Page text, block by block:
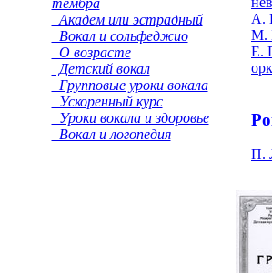
Академ или эстрадный
Вокал и сольфеджио
О возрасте
Детский вокал
Групповые уроки вокала
Ускоренный курс
Уроки вокала и здоровье
Вокал и логопедия
А.
М.
Е.
П.